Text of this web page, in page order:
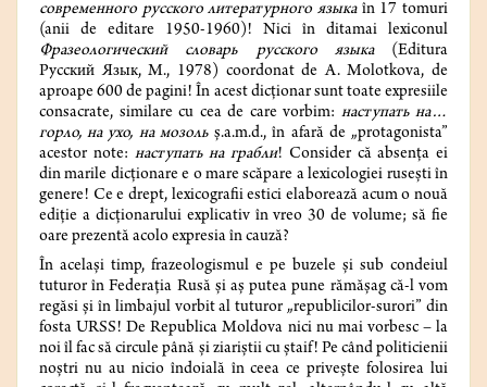
современного русского литературного языка în 17 tomuri
(anii de editare 1950-1960)! Nici în ditamai lexiconul
Фразеологический словарь русского языка (Editura
Русский Язык, M., 1978) coordonat de A. Molotkova, de
aproape 600 de pagini! În acest dicționar sunt toate expresiile
consacrate, similare cu cea de care vorbim: наступать на…
горло, на ухо, на мозольș.a.m.d., în afară de „protagonista”
acestor note: наступать на грабли! Consider că absența ei
din marile dicționare e o mare scăpare a lexicologiei rusești în
genere! Ce e drept, lexicografii estici elaborează acum o nouă
ediție a dicționarului explicativ în vreo 30 de volume; să fie
oare prezentă acolo expresia în cauză?
În același timp, frazeologismul e pe buzele și sub condeiul
tuturor în Federația Rusă și aș putea pune rămășag că-l vom
regăsi și în limbajul vorbit al tuturor „republicilor-surori” din
fosta URSS! De Republica Moldova nici nu mai vorbesc – la
noi îl fac să circule până și ziariștii cu ștaif! Pe când politicienii
noștri nu au nicio îndoială în ceea ce privește folosirea lui